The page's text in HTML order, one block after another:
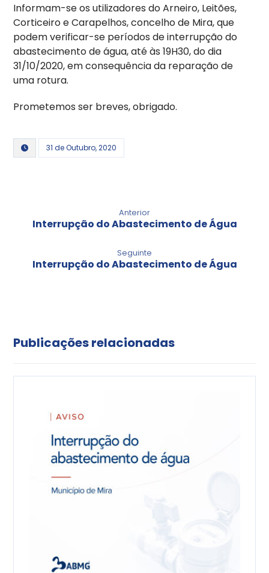
Informam-se os utilizadores do Arneiro, Leitões,
Corticeiro e Carapelhos, concelho de Mira, que
podem verificar-se períodos de interrupção do
abastecimento de água, até às 19H30, do dia
31/10/2020, em consequência da reparação de
uma rotura.
Prometemos ser breves, obrigado.
31 de Outubro, 2020
Anterior
Interrupção do Abastecimento de Água
Seguinte
Interrupção do Abastecimento de Água
Publicações relacionadas